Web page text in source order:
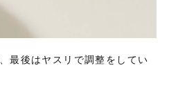
最後はヤスリで調整をしてい